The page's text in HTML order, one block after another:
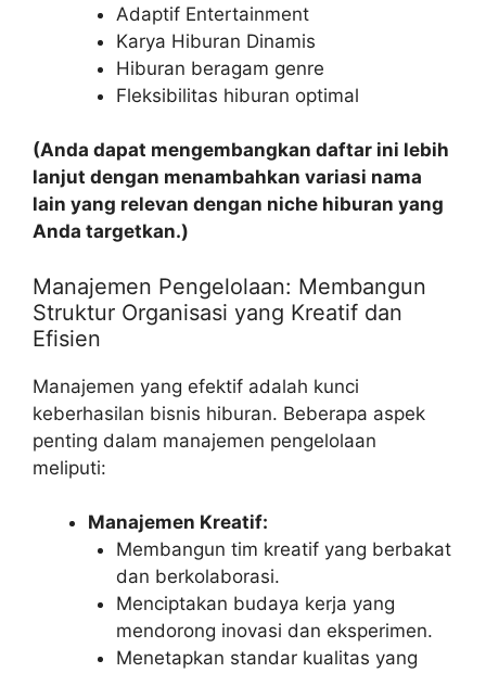
Adaptif Entertainment
Karya Hiburan Dinamis
Hiburan beragam genre
Fleksibilitas hiburan optimal
(Anda dapat mengembangkan daftar ini lebih
lanjut dengan menambahkan variasi nama
lain yang relevan dengan niche hiburan yang
Anda targetkan.)
Manajemen Pengelolaan: Membangun
Struktur Organisasi yang Kreatif dan
Efisien
Manajemen yang efektif adalah kunci
keberhasilan bisnis hiburan. Beberapa aspek
penting dalam manajemen pengelolaan
meliputi:
Manajemen Kreatif:
Membangun tim kreatif yang berbakat
dan berkolaborasi.
Menciptakan budaya kerja yang
mendorong inovasi dan eksperimen.
Menetapkan standar kualitas yang